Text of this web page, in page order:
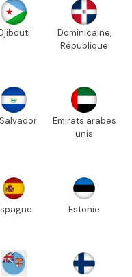
Dominicaine,
République
Emirats arabes
unis
Estonie